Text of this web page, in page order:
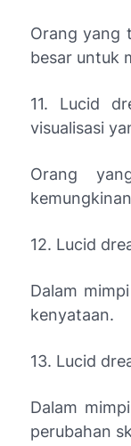
Orang yang
besar untuk
11. Lucid
visualisasi
Orang
12. Lucid
Dalam
kenyataan.
13. Lucid
Dalam
perubahan